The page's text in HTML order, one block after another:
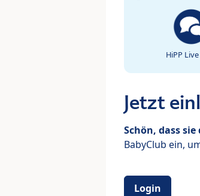
HiPP
Jetzt
Schön, dass
BabyClub ein,
Login